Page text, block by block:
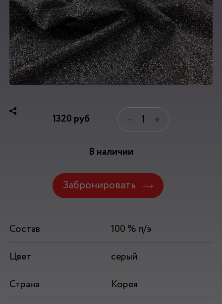
1320 руб − +
В наличии
Забронировать
Состав
100 % п/э
Цвет
серый
Страна
Корея